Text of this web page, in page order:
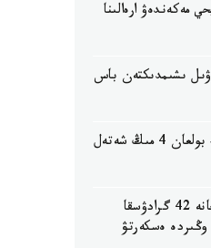
مەكەندەۋ ارەالىنا
ىشىمدىكتەن باس
شىلدەدە شەكارادان وتپەك بولعان 4 مىڭ شەتەل
نايزاعاي، شاڭدى داۋىل جانە 42 گرادۋسقا
دەيىنگى اپتاپ ىستىق: 17 وڭىردە ەسكەرتۋ